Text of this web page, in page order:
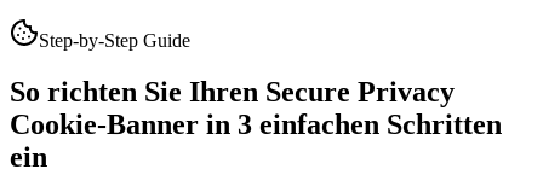
Step-by-Step Guide
So richten Sie Ihren Secure Privacy
Cookie-Banner in 3 einfachen Schritten
ein